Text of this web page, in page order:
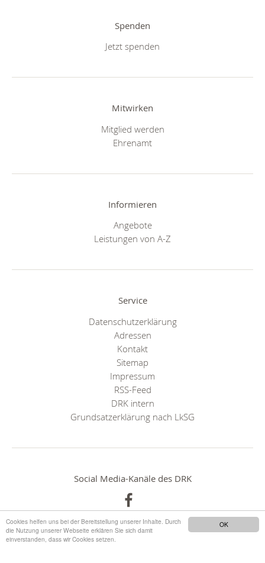
OK
Cookies helfen uns bei der Bereitstellung unserer Inhalte. Durch
die Nutzung unserer Webseite erklären Sie sich damit
einverstanden, dass wir Cookies setzen.
Spenden
Jetzt spenden
Mitwirken
Mitglied werden
Ehrenamt
Informieren
Angebote
Leistungen von A-Z
Service
Datenschutzerklärung
Adressen
Kontakt
Sitemap
Impressum
RSS-Feed
DRK intern
Grundsatzerklärung nach LkSG
Social Media-Kanäle des DRK